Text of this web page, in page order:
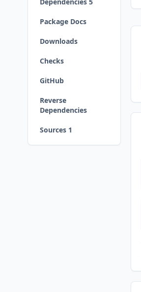
Package Docs
Downloads
Checks
GitHub
Reverse
Dependencies
Sources 1